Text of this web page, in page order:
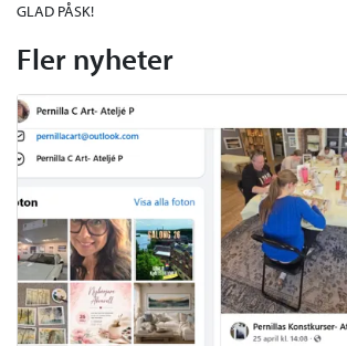
GLAD PÅSK!
Fler nyheter